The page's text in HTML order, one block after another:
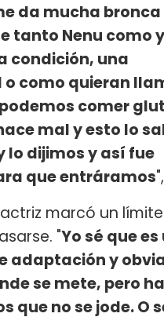
da mucha
tanto Nenu como
condición, una
como quieran
comer
mal y esto lo
lo dijimos y así fue
que entráramos
marcó un
"Yo sé que es
adaptación y
se mete, pero
que no se jode. O